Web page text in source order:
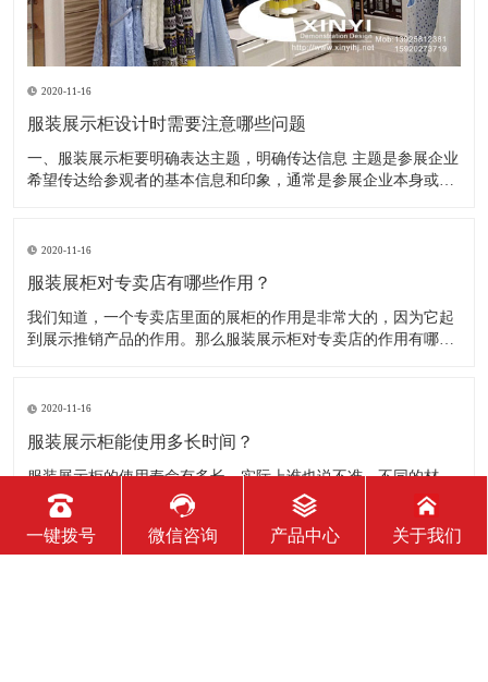
2020-11-16
服装展示柜设计时需要注意哪些问题
一、服装展示柜要明确表达主题，明确传达信息 主题是参展企业
希望传达给参观者的基本信息和印象，通常是参展企业本身或产
2020-11-16
服装展柜对专卖店有哪些作用？
我们知道，一个专卖店里面的展柜的作用是非常大的，因为它起
到展示推销产品的作用。那么服装展示柜对专卖店的作用有哪些
陈列展示商品。把商品的风采展现在消费者面前，使消费者对商
2020-11-16
服装展示柜能使用多长时间？
服装展示柜的使用寿命有多长，实际上谁也说不准。不同的材
质、不同的结构、不同的环境、不同的使用方法及维护等等，都
会影响到服装展示柜的使用寿命！下面为你详细介绍下 。 服装
展示柜做为一个产品陈列展示的定制物件，它的使用周期是比较
一键拨号 微信咨询 产品中心 关于我们